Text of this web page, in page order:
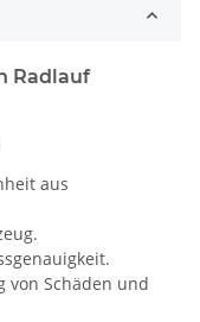
Radlauf
aus
von Schäden und